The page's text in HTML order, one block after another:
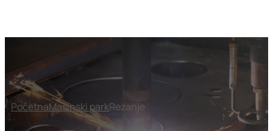
PočetnaMašinski parkRezanje